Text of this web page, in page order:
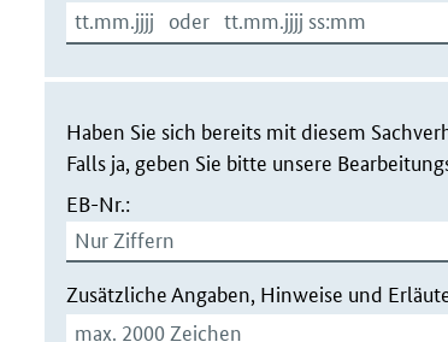
Haben Sie sich bereits mit diesem
Falls ja, geben Sie bitte unsere
EB-Nr.:
Zusätzliche Angaben, Hinweise und